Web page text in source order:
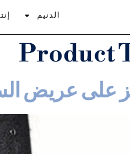
الدنيم
Product
على عريض